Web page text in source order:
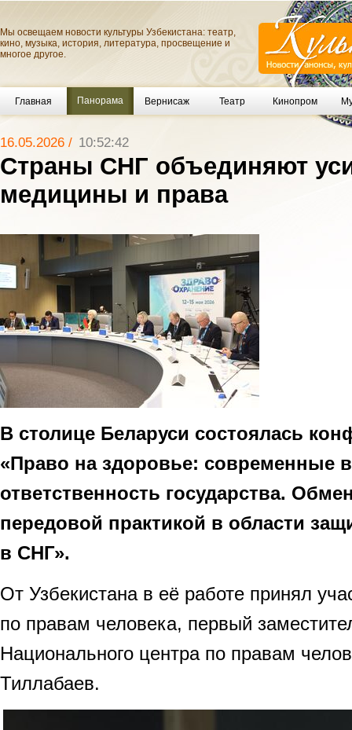
Мы освещаем новости культуры Узбекистана: театр,
кино, музыка, история, литература, просвещение и
многое другое.
Главная Панорама Вернисаж Театр Кинопром
16.05.2026 / 10:52:42
Страны СНГ объединяют
медицины и права
В столице Беларуси состоялась
«Право на здоровье: современные
ответственность государства.
передовой практикой в ​​области
в СНГ».
От Узбекистана в её работе принял
по правам человека, первый
Национального центра по правам
Тиллабаев.